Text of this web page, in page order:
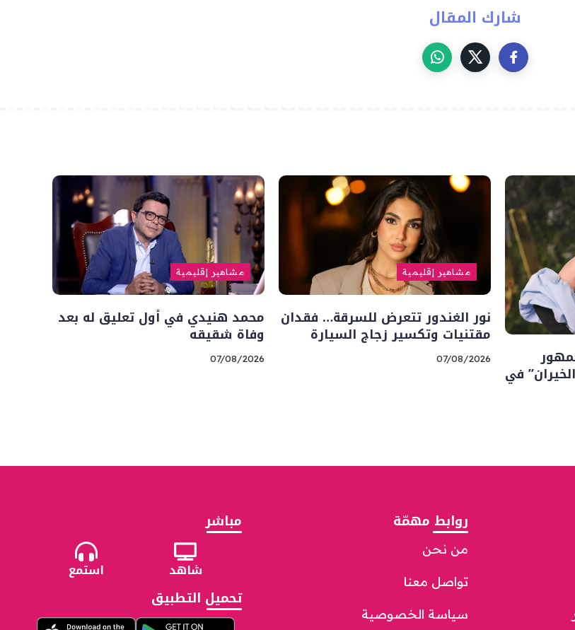
شارك المقال
في
مشاهير إقليمية
نور الغندور تتعرض للسرقة… فقدان
مقتنيات وتكسير زجاج السيارة
07/08/2026
مشاهير إقليمية
محمد هنيدي في أول تعليق له بعد
وفاة شقيقه
07/08/2026
روابط مهمّة
من نحن
تواصل معنا
سياسة الخصوصية
مباشر
شاهد استمع
تحميل التطبيق